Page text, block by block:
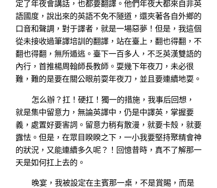
定了年夜會講話，也都要翻譯。他們年夜大都來自非英
語國度，說出來的英語不免不隧道，還夾著各自外鄉的
口音和聲調，對于譯者，就是一場惡夢！但是，我這個
從未接收過筆譯培訓的翻譯，站在臺上，翻也得翻，不
翻也得翻，無所遁逃。臺下一百多人，不乏英漢雙語的
內行，首推楊周翰師長教師。耍幾下年夜刀，未必很
難，難的是要在關公眼前耍年夜刀，並且要連續地耍。
怎么辦？扛！硬扛！獨一的措施，我事后回想，
就是集中留意力，無論英譯中，仍是中譯英，掌握要
義，處置好要害詞。留意力稍有散漫，就要卡殼，就要
露怯。但是，在眾目睽睽之下，一小我要堅持聚精會神
的狀況，又能連續多久呢？！回憶昔時，真不了解那一
天是如何扛上去的。
晚宴，我被設定在主賓那一桌，不是賞賜，而是